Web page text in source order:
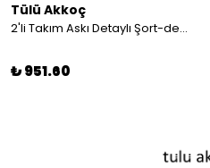
Tülü Akkoç
2'li Takım Askı Detaylı Şort-desenli Gömlek
₺ 951.60